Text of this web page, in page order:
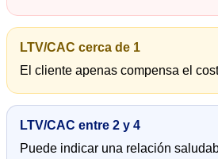
LTV/CAC cerca de 1
El cliente apenas compensa el
LTV/CAC entre 2 y 4
Puede indicar una relación